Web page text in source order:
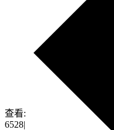
查看:
6528|